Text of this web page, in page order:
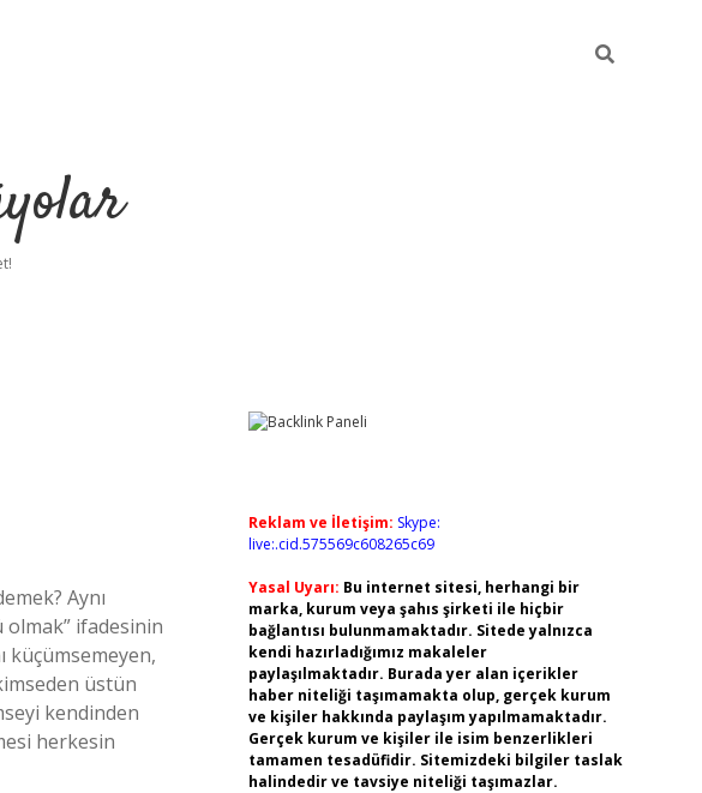
Aynı
olmak” ifadesinin
küçümsemeyen,
üstün
kendinden
herkesin
Sidebar
Reklam ve İletişim: Skype:
live:.cid.575569c608265c69
Yasal Uyarı: Bu internet sitesi, herhangi bir
marka, kurum veya şahıs şirketi ile hiçbir
bağlantısı bulunmamaktadır. Sitede yalnızca
kendi hazırladığımız makaleler
paylaşılmaktadır. Burada yer alan içerikler
haber niteliği taşımamakta olup, gerçek kurum
ve kişiler hakkında paylaşım yapılmamaktadır.
Gerçek kurum ve kişiler ile isim benzerlikleri
tamamen tesadüfidir. Sitemizdeki bilgiler taslak
halindedir ve tavsiye niteliği taşımazlar.